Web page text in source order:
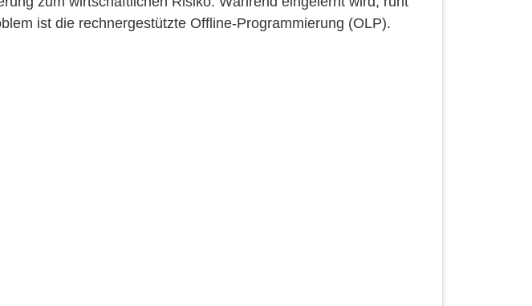
ist die rechnergestützte Offline-Programmierung (OLP).